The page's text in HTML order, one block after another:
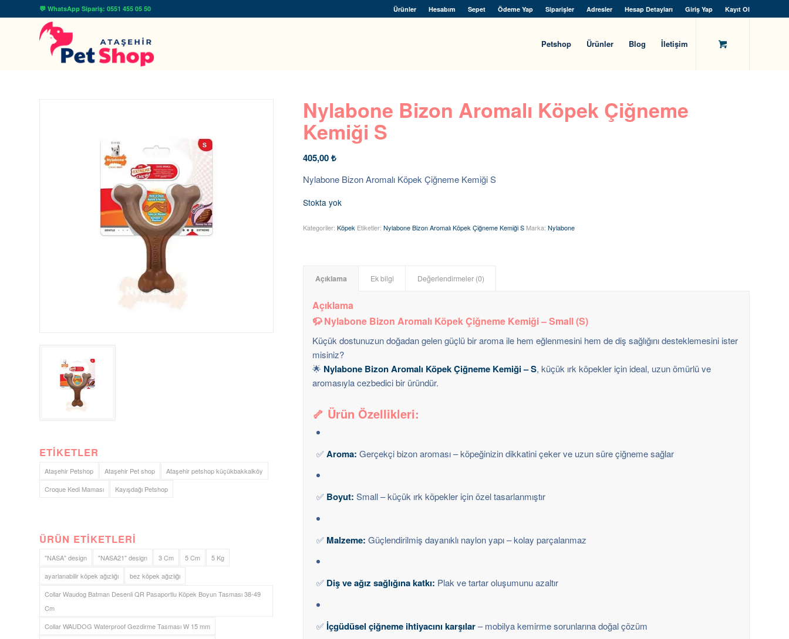
Ürünler Hesabım Sepet Ödeme Yap Siparişler Adresler Hesap Detayları Giriş Yap Kayıt Ol
💬 WhatsApp Sipariş: 0551 455 05 50
Petshop Ürünler Blog İletişim
ETIKETLER
Ataşehir Petshop Ataşehir Pet shop
Ataşehir petshop küçükbakkalköy
Croque Kedi Maması
Kayışdağı Petshop
ÜRÜN ETIKETLERI
"NASA" design "NASA21" design 3 Cm 5 Cm
5 Kg
ayarlanabilir köpek ağızlığı
bez köpek ağızlığı
Collar Waudog Batman Desenli QR Pasaportlu Köpek Boyun Tasması 38-49
Cm
Collar WAUDOG Waterproof Gezdirme Tasması W 15 mm
Nylabone Bizon Aromalı Köpek Çiğneme
Kemiği S
405,00₺
Nylabone Bizon Aromalı Köpek Çiğneme Kemiği S
Stokta yok
Kategoriler:Köpek Etiketler:Nylabone Bizon Aromalı Köpek Çiğneme Kemiği S Marka:Nylabone
Açıklama Ek bilgi Değerlendirmeler (0)
Açıklama
🦬 Nylabone Bizon Aromalı Köpek Çiğneme Kemiği – Small (S)
Küçük dostunuzun doğadan gelen güçlü bir aroma ile hem eğlenmesini hem de diş sağlığını desteklemesini ister
misiniz?
🌟 Nylabone Bizon Aromalı Köpek Çiğneme Kemiği – S, küçük ırk köpekler için ideal, uzun ömürlü ve
aromasıyla cezbedici bir üründür.
🦴 Ürün Özellikleri:
✅Aroma: Gerçekçi bizon aroması – köpeğinizin dikkatini çeker ve uzun süre çiğneme sağlar
✅ Boyut: Small – küçük ırk köpekler için özel tasarlanmıştır
✅ Malzeme: Güçlendirilmiş dayanıklı naylon yapı – kolay parçalanmaz
✅ Diş ve ağız sağlığına katkı: Plak ve tartar oluşumunu azaltır
✅ İçgüdüsel çiğneme ihtiyacını karşılar– mobilya kemirme sorunlarına doğal çözüm